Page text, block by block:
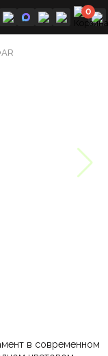
0
в современном